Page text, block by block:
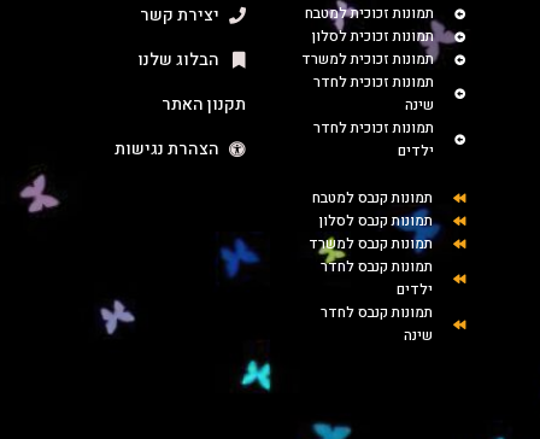
תמונות זכוכית למטבח
תמונות זכוכית לסלון
תמונות זכוכית למשרד
תמונות זכוכית לחדר
שינה
תמונות זכוכית לחדר
ילדים
תמונות קנבס למטבח
תמונות קנבס לסלון
תמונות קנבס למשרד
תמונות קנבס לחדר
ילדים
תמונות קנבס לחדר
שינה
יצירת קשר
הבלוג שלנו
תקנון האתר
הצהרת נגישות